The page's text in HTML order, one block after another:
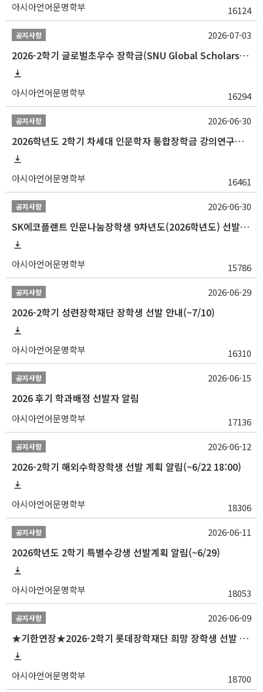
아시아언어문명학부 16124
공지사항
2026-2학기 글로벌초우수 장학금(SNU Global Scholarship, GS) 신청 안내(~7/12 23:00)
아시아언어문명학부 16294
2026-07-03
공지사항
2026학년도 2학기 차세대 인문학자 통합장학금 강의연구조교 선발 안내(~7/8)
아시아언어문명학부 16461
2026-06-30
공지사항
SK에코플랜트 인문나눔장학생 9차년도(2026학년도) 선발 안내(~7/20)
아시아언어문명학부 15786
2026-06-30
공지사항
2026-2학기 성련장학재단 장학생 선발 안내(~7/10)
아시아언어문명학부 16310
2026-06-29
공지사항
2026 후기 학과배정 선발자 알림
아시아언어문명학부 17136
2026-06-15
공지사항
2026-2학기 해외수학장학생 선발 계획 알림(~6/22 18:00)
아시아언어문명학부 18306
2026-06-12
공지사항
2026학년도 2학기 특별수강생 선발계획 알림(~6/29)
아시아언어문명학부 18053
2026-06-11
공지사항
★기한연장★2026-2학기 롯데장학재단 희망 장학생 선발 안내(~6/15
아시아언어문명학부 18700
2026-06-09